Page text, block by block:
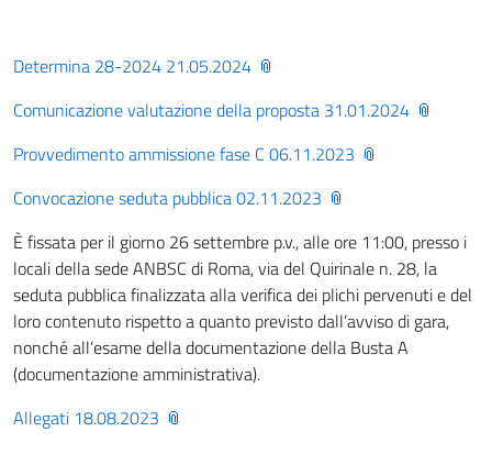
Determina 28-2024 21.05.2024
Comunicazione valutazione della proposta 31.01.2024
Provvedimento ammissione fase C 06.11.2023
Convocazione seduta pubblica 02.11.2023
È fissata per il giorno 26 settembre p.v., alle ore 11:00, presso i
locali della sede ANBSC di Roma, via del Quirinale n. 28, la
seduta pubblica finalizzata alla verifica dei plichi pervenuti e del
loro contenuto rispetto a quanto previsto dall’avviso di gara,
nonché all’esame della documentazione della Busta A
(documentazione amministrativa).
Allegati 18.08.2023